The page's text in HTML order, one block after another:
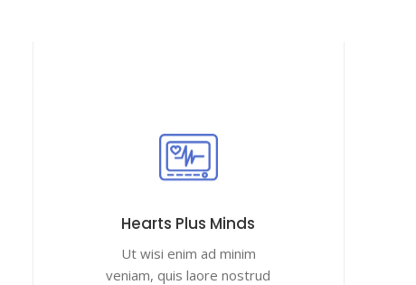
Hearts Plus Minds
Ut wisi enim ad minim
veniam, quis laore nostrud